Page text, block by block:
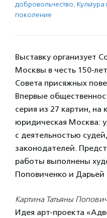
доброволь­чест­во,
поколение
Выставку организует
Москвы в честь 150-
Совета присяжных
Впервые
серия из 27 картин, на
юридическая Москва:
с деятельностью
законодателей.
работы выполнены
Поповиченко и Дарьей
Картина Татьяны
Идея арт-проекта